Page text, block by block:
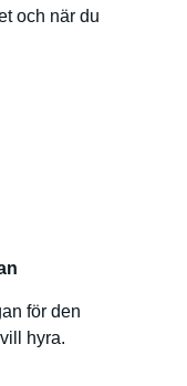
och när du
för den
hyra.